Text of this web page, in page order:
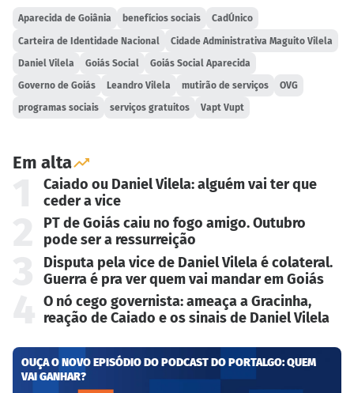
Aparecida de Goiânia benefícios sociais CadÚnico
Carteira de Identidade Nacional Cidade Administrativa Maguito Vilela
Daniel Vilela Goiás Social Goiás Social Aparecida
Governo de Goiás Leandro Vilela mutirão de serviços OVG
programas sociais serviços gratuitos Vapt Vupt
Em alta
Caiado ou Daniel Vilela: alguém vai ter que
ceder a vice
PT de Goiás caiu no fogo amigo. Outubro
pode ser a ressurreição
Disputa pela vice de Daniel Vilela é colateral.
Guerra é pra ver quem vai mandar em Goiás
O nó cego governista: ameaça a Gracinha,
reação de Caiado e os sinais de Daniel Vilela
OUÇA O NOVO EPISÓDIO DO PODCAST DO PORTALGO: QUEM
VAI GANHAR?